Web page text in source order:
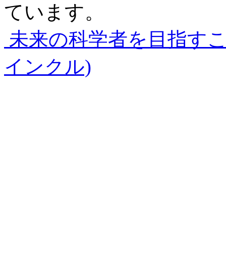
ています。
未来の科学者を目指す
インクル)